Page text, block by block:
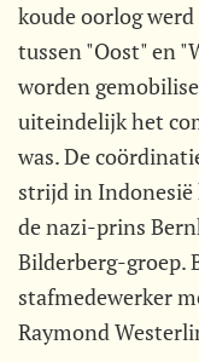
koude oorlog
tussen "Oost" en
worden
uiteindelijk het
was. De
strijd in Indonesië
de nazi-prins
Bilderberg-groep.
stafmedewerker
Raymond